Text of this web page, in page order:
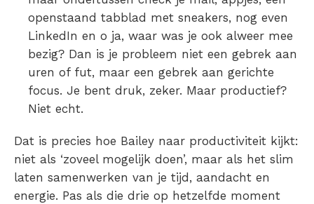
openstaand tabblad met sneakers, nog even
LinkedIn en o ja, waar was je ook alweer mee
bezig? Dan is je probleem niet een gebrek aan
uren of fut, maar een gebrek aan gerichte
focus. Je bent druk, zeker. Maar productief?
Niet echt.
Dat is precies hoe Bailey naar productiviteit kijkt:
niet als ‘zoveel mogelijk doen’, maar als het slim
laten samenwerken van je tijd, aandacht en
energie. Pas als die drie op hetzelfde moment